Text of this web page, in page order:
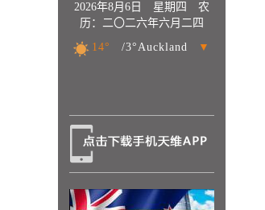
2026年8月6日 星期四 农
历：二〇二六年六月二四
14°
/3°Auckland ▼